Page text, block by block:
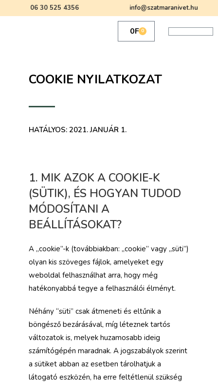
06 30 525 4356 info@szatmaranivet.hu
0Ft0
COOKIE NYILATKOZAT
HATÁLYOS: 2021. JANUÁR 1.
1. MIK AZOK A COOKIE-K
(SÜTIK), ÉS HOGYAN TUDOD
MÓDOSÍTANI A
BEÁLLÍTÁSOKAT?
A „cookie”-k (továbbiakban: „cookie” vagy „süti”)
olyan kis szöveges fájlok, amelyeket egy
weboldal felhasználhat arra, hogy még
hatékonyabbá tegye a felhasználói élményt.
Néhány “süti” csak átmeneti és eltűnik a
böngésző bezárásával, míg léteznek tartós
változatok is, melyek huzamosabb ideig
számítógépén maradnak. A jogszabályok szerint
a sütiket abban az esetben tárolhatjuk a
látogató eszközén, ha erre feltétlenül szükség